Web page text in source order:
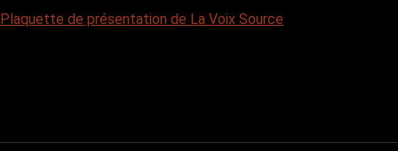
Plaquette de présentation de La Voix Source